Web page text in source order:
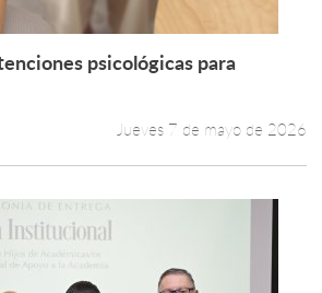
Leer más +
psicológicas para
Jueves 7 de mayo de 2026